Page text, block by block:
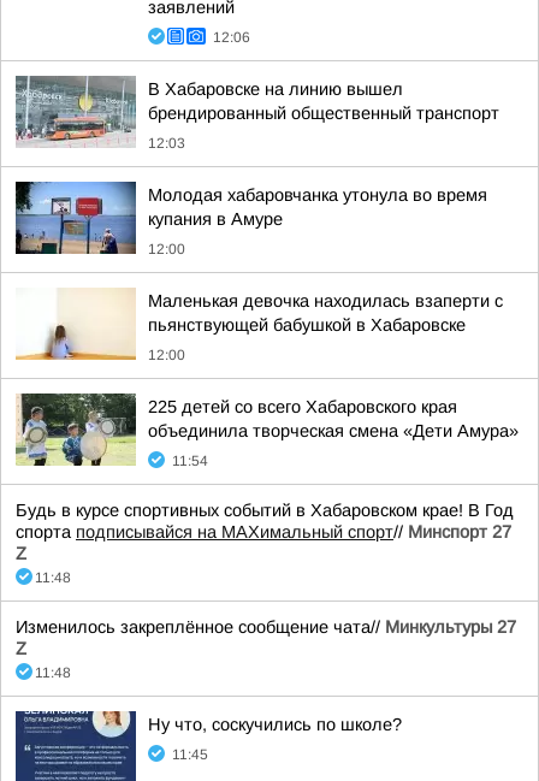
заявлений
12:06
В Хабаровске на линию вышел
брендированный общественный транспорт
12:03
Молодая хабаровчанка утонула во время
купания в Амуре
12:00
Маленькая девочка находилась взаперти с
пьянствующей бабушкой в Хабаровске
12:00
225 детей со всего Хабаровского края
объединила творческая смена «Дети Амура»
11:54
Будь в курсе спортивных событий в Хабаровском крае! В Год
спорта подписывайся на МАХимальный спорт// Минспорт 27
Z
11:48
Изменилось закреплённое сообщение чата// Минкультуры 27
Z
11:48
Ну что, соскучились по школе?
11:45